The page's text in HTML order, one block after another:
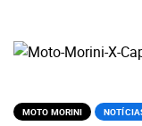
MOTO MORINI